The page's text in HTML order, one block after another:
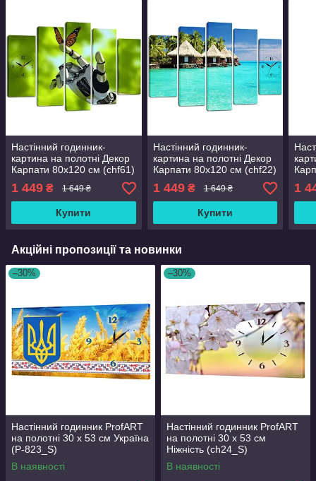
Настінний годинник-
картина на полотні Декор
Карпати 80x120 см (chf61)
1 449 ₴ 1 649 ₴
Купити
Настінний годинник-
картина на полотні Декор
Карпати 80x120 см (chf22)
1 449₴ 1 649 ₴
Купити
1
Акційні пропозиції та новинки
–30%
Настінний годинник ProfART
на полотні 30 x 53 см Україна
(P-823_S)
В наявності
–30%
Настінний годинник ProfART
на полотні 30 x 53 см
Ніжність (ch24_S)
В наявності